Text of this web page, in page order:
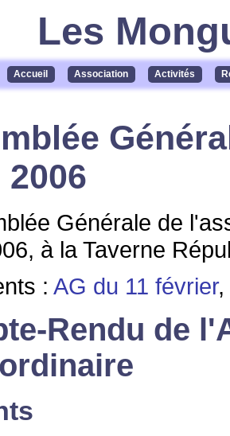
Les
Accueil Association Activités
Générale de
à la Taverne
: AG du 11 février,
Rendu de